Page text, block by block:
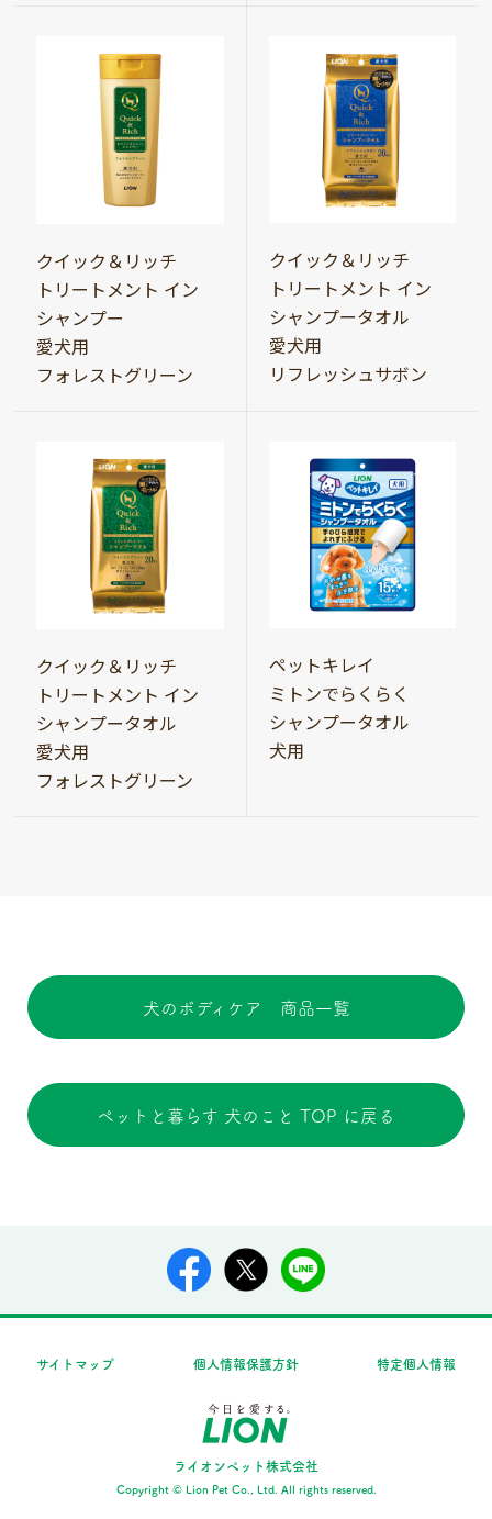
クイック＆リッチ
トリートメント イン
シャンプー
愛犬用
フォレストグリーン
クイック＆リッチ
トリートメント イン
シャンプータオル
愛犬用
リフレッシュサボン
クイック＆リッチ
トリートメント イン
シャンプータオル
愛犬用
フォレストグリーン
ペットキレイ
ミトンでらくらく
シャンプータオル
犬用
犬のボディケア 商品一覧
ペットと暮らす 犬のこと TOP に戻る
サイトマップ 個人情報保護方針 特定個人情報
ライオンペット株式会社
Copyright © Lion Pet Co., Ltd. All rights reserved.